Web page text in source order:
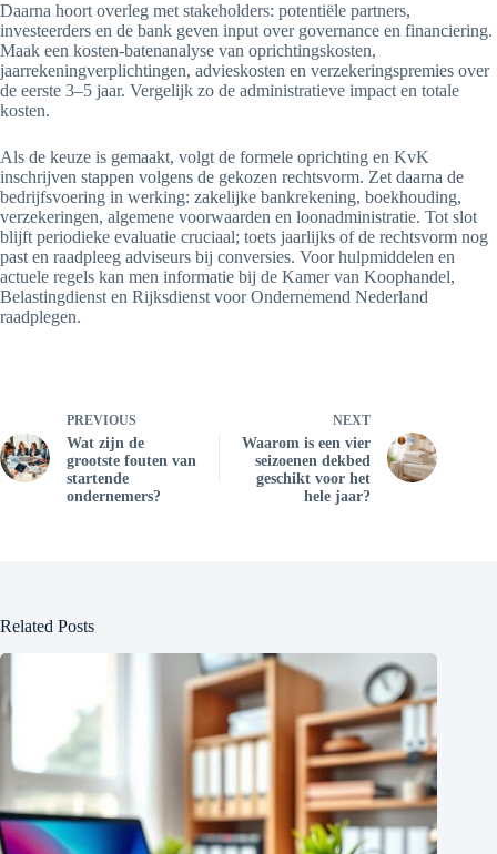
Daarna hoort overleg met stakeholders: potentiële partners,
investeerders en de bank geven input over governance en financiering.
Maak een kosten-batenanalyse van oprichtingskosten,
jaarrekeningverplichtingen, advieskosten en verzekeringspremies over
de eerste 3–5 jaar. Vergelijk zo de administratieve impact en totale
kosten.
Als de keuze is gemaakt, volgt de formele oprichting en KvK
inschrijven stappen volgens de gekozen rechtsvorm. Zet daarna de
bedrijfsvoering in werking: zakelijke bankrekening, boekhouding,
verzekeringen, algemene voorwaarden en loonadministratie. Tot slot
blijft periodieke evaluatie cruciaal; toets jaarlijks of de rechtsvorm nog
past en raadpleeg adviseurs bij conversies. Voor hulpmiddelen en
actuele regels kan men informatie bij de Kamer van Koophandel,
Belastingdienst en Rijksdienst voor Ondernemend Nederland
raadplegen.
PREVIOUS
Wat zijn de
grootste fouten van
startende
ondernemers?
NEXT
Waarom is een vier
seizoenen dekbed
geschikt voor het
hele jaar?
Related Posts